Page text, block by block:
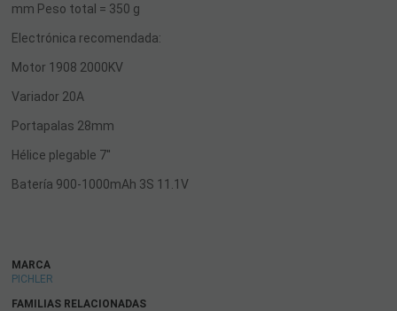
mm Peso total = 350 g
Electrónica recomendada:
Motor 1908 2000KV
Variador 20A
Portapalas 28mm
Hélice plegable 7''
Batería 900-1000mAh 3S 11.1V
MARCA
PICHLER
FAMILIAS RELACIONADAS